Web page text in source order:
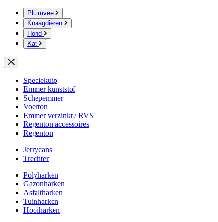
Pluimvee
Knaagdieren
Hond
Kat
Speciekuip
Emmer kunststof
Schepemmer
Voerton
Emmer verzinkt / RVS
Regenton accessoires
Regenton
Jerrycans
Trechter
Polyharken
Gazonharken
Asfaltharken
Tuinharken
Hooiharken